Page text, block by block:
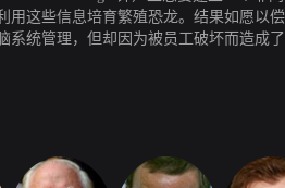
用这些信息培育繁殖恐龙。结果如愿
系统管理，但却因为被员工破坏而造成